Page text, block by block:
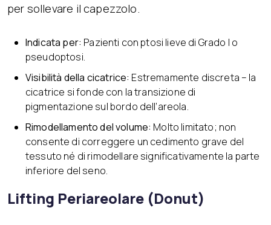
per sollevare il capezzolo.
Indicata per: Pazienti con ptosi lieve di Grado I o
pseudoptosi.
Visibilità della cicatrice: Estremamente discreta – la
cicatrice si fonde con la transizione di
pigmentazione sul bordo dell’areola.
Rimodellamento del volume: Molto limitato; non
consente di correggere un cedimento grave del
tessuto né di rimodellare significativamente la parte
inferiore del seno.
Lifting Periareolare (Donut)